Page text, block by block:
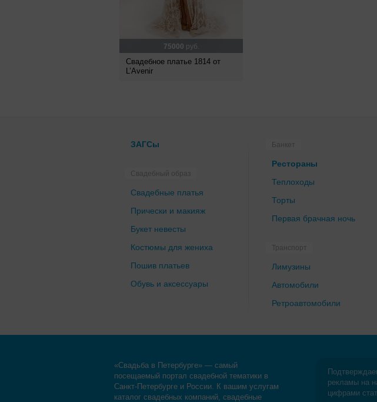
75000 руб.
Свадебное платье 1814 от
L’Avenir
ЗАГСы
Свадебный образ
Свадебные платья
Прически и макияж
Букет невесты
Костюмы для жениха
Пошив платьев
Обувь и аксессуары
Банкет
Рестораны
Теплоходы
Торты
Первая брачная ночь
Транспорт
Лимузины
Автомобили
Ретроавтомобили
«Свадьба в Петербурге» — самый
посещаемый портал свадебной тематики в
Санкт-Петербурге и России. К вашим услугам
каталог свадебных компаний, свадебные
рекламы на
цифрами